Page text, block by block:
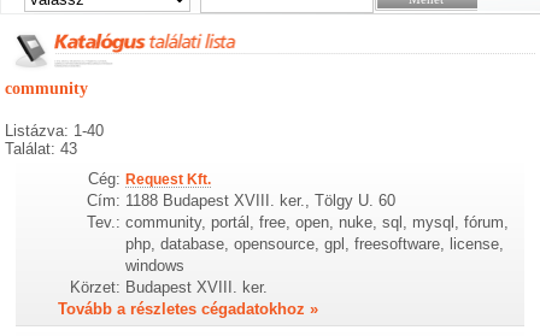
community
Listázva: 1-40
Találat: 43
Cég: Request Kft.
Cím: 1188 Budapest XVIII. ker., Tölgy U. 60
Tev.: community, portál, free, open, nuke, sql, mysql, fórum,
php, database, opensource, gpl, freesoftware, license,
windows
Körzet: Budapest XVIII. ker.
Tovább a részletes cégadatokhoz »